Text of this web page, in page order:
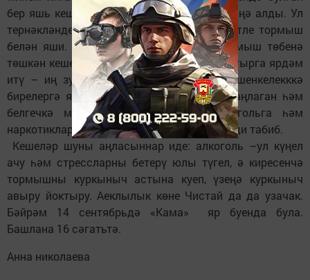
бер яшь кеше килде. Ул әлеге зәхмәтне җиңә алды. Ул
тернәкләндерү курсы үтте һәм хәзер бәхетле тормыш
белән яши. Мин табиб-нарколог өчен тормыш төбенә
төшкән кешеләргә нормаль тормышка кайтырга ярдәм
итү – иң зур шатлык. Бервакытта да төшенкелекккә
бирелергә ярамый. Үзенең проблемасын аңлаган һәм
белгечкә мөрәҗәгать иткән кеше алкогольга һәм
наркотикларга тартылуны җиңә алачак, – ди табиб.
Кешеләр шуны аңласыннар иде: алкоголь –ул күңел
ачу һәм стрессларны бетерү юлы түгел, ә киресенчә
тормышны куркыныч астына куеп, үзеңә куркыныч
авыру йоктыру. Аеклылык көне Чистай да да узачак.
Бәйрәм 14 сентябрьдә «Кама» яр буенда була.
Башлана 16 сәгатьтә.
Анна николаева